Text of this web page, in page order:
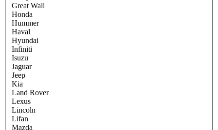
Great Wall
Honda
Hummer
Haval
Hyundai
Infiniti
Isuzu
Jaguar
Jeep
Kia
Land Rover
Lexus
Lincoln
Lifan
Mazda